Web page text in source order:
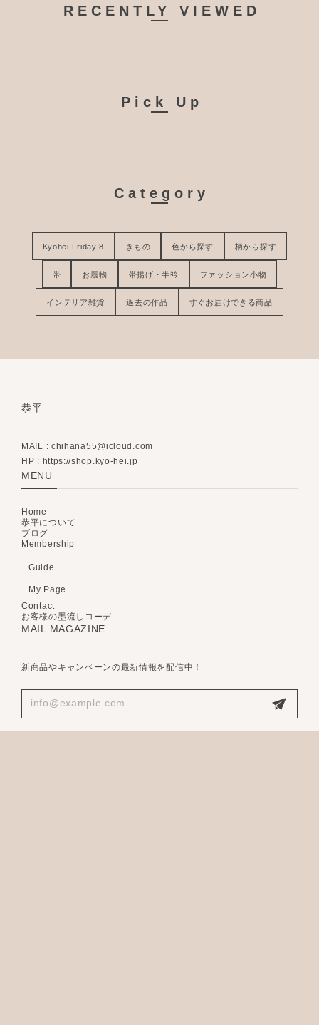
RECENTLY VIEWED
Pick Up
Category
Kyohei Friday 8 きもの 色から探す 柄から探す
帯 お履物 帯揚げ・半衿 ファッション小物
インテリア雑貨 過去の作品 すぐお届けできる商品
恭平
MAIL : chihana55@icloud.com
HP : https://shop.kyo-hei.jp
MENU
Home
恭平について
ブログ
Membership
Guide
My Page
Contact
お客様の墨流しコーデ
MAIL MAGAZINE
新商品やキャンペーンの最新情報を配信中！